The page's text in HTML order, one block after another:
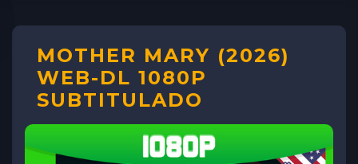
MOTHER MARY (2026)
WEB-DL 1080P
SUBTITULADO